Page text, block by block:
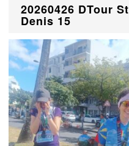
20260426 DTour St
Denis 15